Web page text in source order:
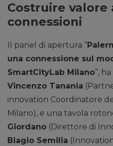
Costruire valore
connessioni
Il panel di apertura “
una connessione sul
SmartCityLab Milano”,
Vincenzo Tanania
innovation Coordinatore
Milano), e una tavola
Giordano (Direttore di
Biagio Semilia